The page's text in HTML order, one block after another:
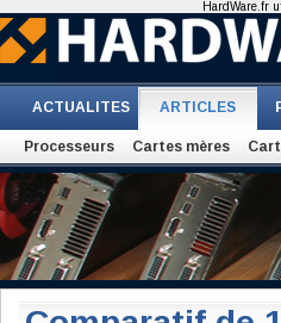
ACTUALITES ARTICLES
Processeurs Cartes mères
HardWare.fr